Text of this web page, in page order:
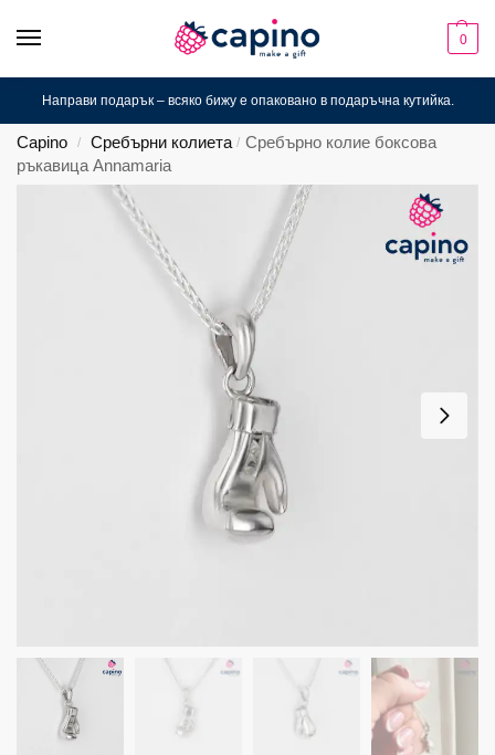
0
Направи подарък – всяко бижу е опаковано в подаръчна кутийка.
Capino / Сребърни колиета / Сребърно колие боксова
ръкавица Annamaria